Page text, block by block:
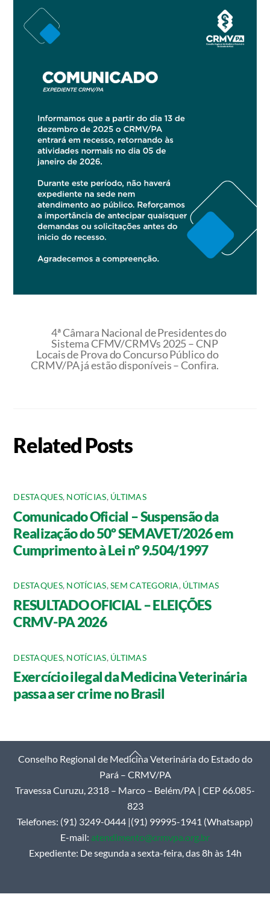
4ª Câmara Nacional de Presidentes do
Sistema CFMV/CRMVs 2025 – CNP
Locais de Prova do Concurso Público do
CRMV/PA já estão disponíveis – Confira.
Related Posts
DESTAQUES, NOTÍCIAS, ÚLTIMAS
Comunicado Oficial – Suspensão da
Realização do 50º SEMAVET/2026 em
Cumprimento à Lei nº 9.504/1997
DESTAQUES, NOTÍCIAS,SEM CATEGORIA, ÚLTIMAS
RESULTADO OFICIAL – ELEIÇÕES
CRMV-PA 2026
DESTAQUES, NOTÍCIAS, ÚLTIMAS
Exercício ilegal da Medicina Veterinária
passa a ser crime no Brasil
Back
To
Top
Conselho Regional de Medicina Veterinária do Estado do
Pará – CRMV/PA
Travessa Curuzu, 2318 – Marco – Belém/PA | CEP 66.085-
823
Telefones: (91) 3249-0444 |(91) 99995-1941 (Whatsapp)
E-mail: atendimento@crmvpa.org.br
Expediente: De segunda a sexta-feira, das 8h às 14h